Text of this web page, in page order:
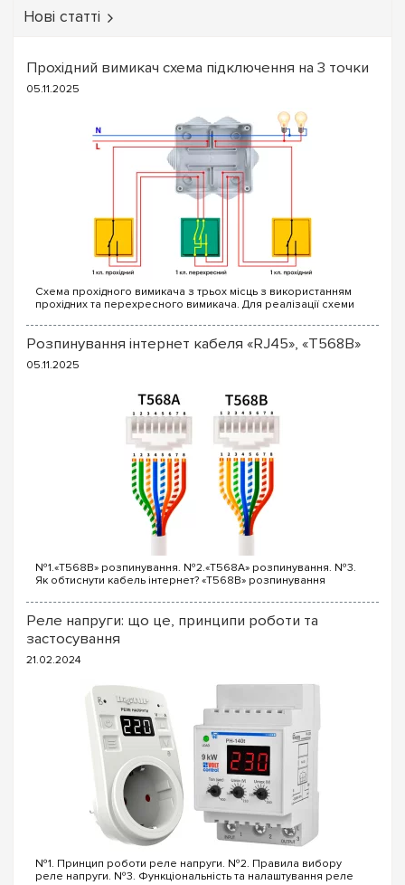
Нові статті
Прохідний вимикач схема підключення на 3 точки
05.11.2025
Схема прохідного вимикача з трьох місць з використанням
прохідних та перехресного вимикача. Для реалізації схеми
вимикачі: Два од...
Розпинування інтернет кабеля «RJ45», «T568B»
05.11.2025
№1.«T568B» розпинування. №2.«T568A» розпинування. №3.
Як обтиснути кабель інтернет? «T568B» розпинування
1...
Реле напруги: що це, принципи роботи та
застосування
21.02.2024
№1. Принцип роботи реле напруги. №2. Правила вибору
реле напруги. №3. Функціональність та налаштування реле